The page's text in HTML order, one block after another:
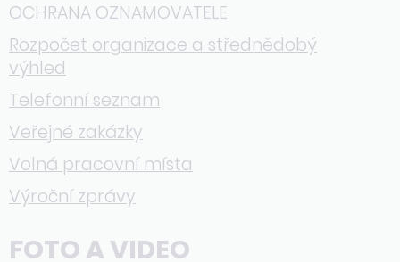
OCHRANA OZNAMOVATELE
Rozpočet organizace a střednědobý
výhled
Telefonní seznam
Veřejné zakázky
Volná pracovní místa
Výroční zprávy
FOTO A VIDEO